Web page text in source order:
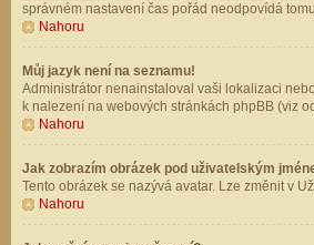
správném nastavení čas pořád neodpovídá
Nahoru
Můj jazyk není na seznamu!
Administrátor nenainstaloval vaši lokalizaci
k nalezení na webových stránkách phpBB (viz
Nahoru
Jak zobrazím obrázek pod uživatelským
Tento obrázek se nazývá avatar. Lze změnit v
Nahoru